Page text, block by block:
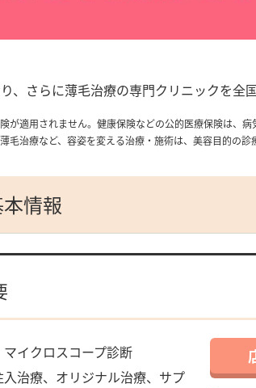
、さらに薄毛治療の専門クリニックを全
適用されません。健康保険などの公的医療保険は、
毛治療など、容姿を変える治療・施術は、美容目的の
情報
イクロスコープ診断
治療、オリジナル治療、サプ